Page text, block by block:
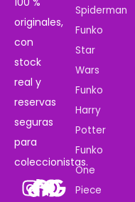
originales,
con
stock
real y
reservas
seguras
para
coleccionistas.
Spiderman
Funko
Star
Wars
Funko
Harry
Potter
Funko
One
Piece